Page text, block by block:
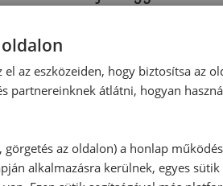
közepes fokozaton
hozzákeverjük. A
felét a ropogós alapra
keverékbe mártogatjuk,
A maradék
A sütőformát
Aláteszünk egy darab
az eszközeiden, hogy biztosítsa az
partnereinknek átlátni, hogyan
az oldalon) a honlap
alkalmazásra kerülnek, egyes